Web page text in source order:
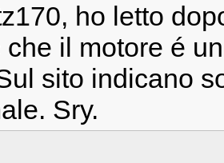
ho letto
che il motore é
sito indicano
Sry.